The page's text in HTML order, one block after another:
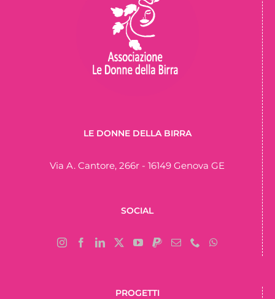
LE DONNE DELLA BIRRA
Via A. Cantore, 266r - 16149 Genova GE
SOCIAL
PROGETTI